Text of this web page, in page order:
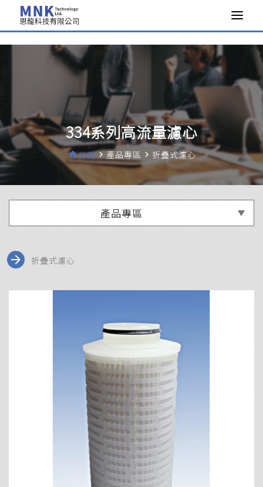
334系列高流量濾心
home首頁navigate_next產品專區 navigate_next 折疊式濾心
產品專區
arrow_forward 折疊式濾心